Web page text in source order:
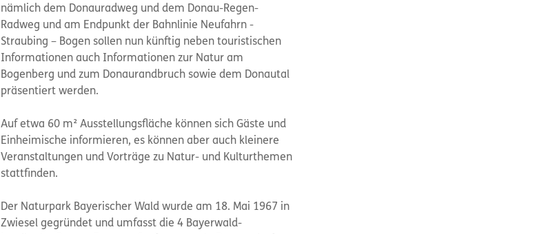
nämlich dem Donauradweg und dem Donau-Regen-
Radweg und am Endpunkt der Bahnlinie Neufahrn -
Straubing – Bogen sollen nun künftig neben touristischen
Informationen auch Informationen zur Natur am
Bogenberg und zum Donaurandbruch sowie dem Donautal
präsentiert werden.
Auf etwa 60 m² Ausstellungsfläche können sich Gäste und
Einheimische informieren, es können aber auch kleinere
Veranstaltungen und Vorträge zu Natur- und Kulturthemen
stattfinden.
Der Naturpark Bayerischer Wald wurde am 18. Mai 1967 in
Zwiesel gegründet und umfasst die 4 Bayerwald-